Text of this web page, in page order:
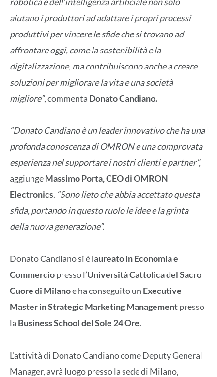
aiutano i produttori ad adattare i propri processi
produttivi per vincere le sfide che si trovano ad
affrontare oggi, come la sostenibilità e la
digitalizzazione, ma contribuiscono anche a creare
soluzioni per migliorare la vita e una società
migliore”, commenta Donato Candiano.
“Donato Candiano è un leader innovativo che ha una
profonda conoscenza di OMRON e una comprovata
esperienza nel supportare i nostri clienti e partner”,
aggiungeMassimo Porta, CEO di OMRON
Electronics. “Sono lieto che abbia accettato questa
sfida, portando in questo ruolo le idee e la grinta
della nuova generazione”.
Donato Candiano si èlaureato in Economia e
Commerciopresso l’Università Cattolica del Sacro
Cuore di Milanoe ha conseguito un Executive
Master in Strategic Marketing Managementpresso
la Business School del Sole 24 Ore.
L’attività di Donato Candiano come Deputy General
Manager, avrà luogo presso la sede di Milano,